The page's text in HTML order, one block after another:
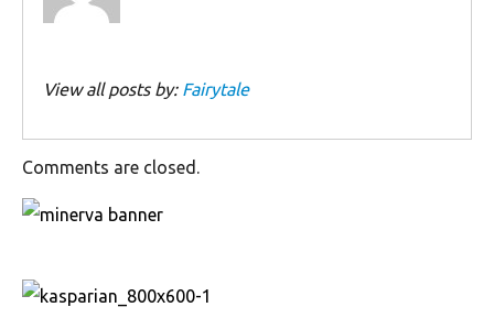
View all posts by: Fairytale
Comments are closed.